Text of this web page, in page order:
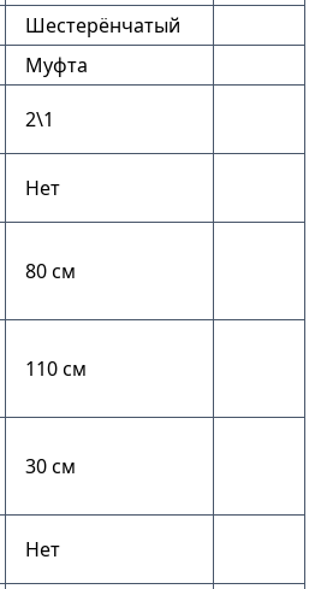
Шестерёнчатый
Муфта
2\1
Нет
80 см
110 см
30 см
Нет